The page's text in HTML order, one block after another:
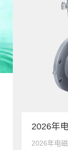
2026年电